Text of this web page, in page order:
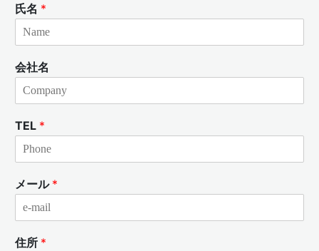
氏名 *
会社名
TEL *
メール *
住所 *